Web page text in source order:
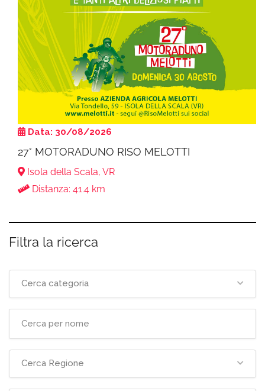
Data: 30/08/2026
27° MOTORADUNO RISO MELOTTI
Isola della Scala, VR
Distanza: 41.4 km
Filtra la ricerca
Cerca categoria
Cerca Regione